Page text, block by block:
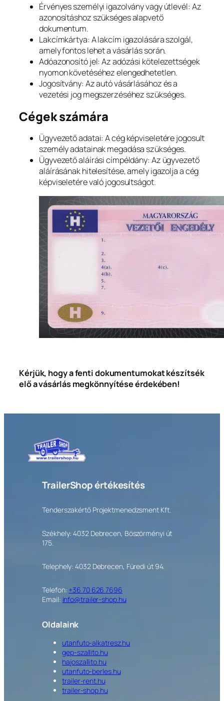
Érvényes személyi igazolvány vagy útlevél: Az
azonosításhoz szükséges alapvető
dokumentum.
Lakcímkártya: A lakcím igazolására szolgál,
amely fontos lehet a vásárlás során.
Adóazonosító jel: Az adózási kötelezettségek
nyomon követéséhez elengedhetetlen.
Jogosítvány: Az autó vásárlásához és a
vezetési jog megszerzéséhez szükséges.
Cégek számára
Ügyvezető adatai: A cég képviseletére jogosult
személy adatainak megadása szükséges.
Ügyvezető aláírási címpéldány: Az ügyvezető
aláírásának hitelesítése, amely igazolja a cég
képviseletére való jogosultságot.
Kérjük, hogy a fenti dokumentumokat készítsék
elő a vásárlás megkönnyítése érdekében!
TrailerShop értékesítés
Tenderszakértő Projektmenedzsment Kft.
Székhely: 4032 Debrecen, Böszörményi út
175.
Telephely: 4032 Debrecen, Füredi út 94.
Telefon: +36 70 626 7696
Email: info@trailer-shop.hu
Oldalaink
utanfuto-alkatresz.hu
gep-szallito.hu
hajoszallito.hu
utanfuto-berles.hu
trailer-rent.hu
trailer-shop.hu